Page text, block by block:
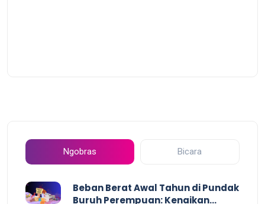
Ngobras Bicara
Beban Berat Awal Tahun di Pundak
Buruh Perempuan: Kenaikan